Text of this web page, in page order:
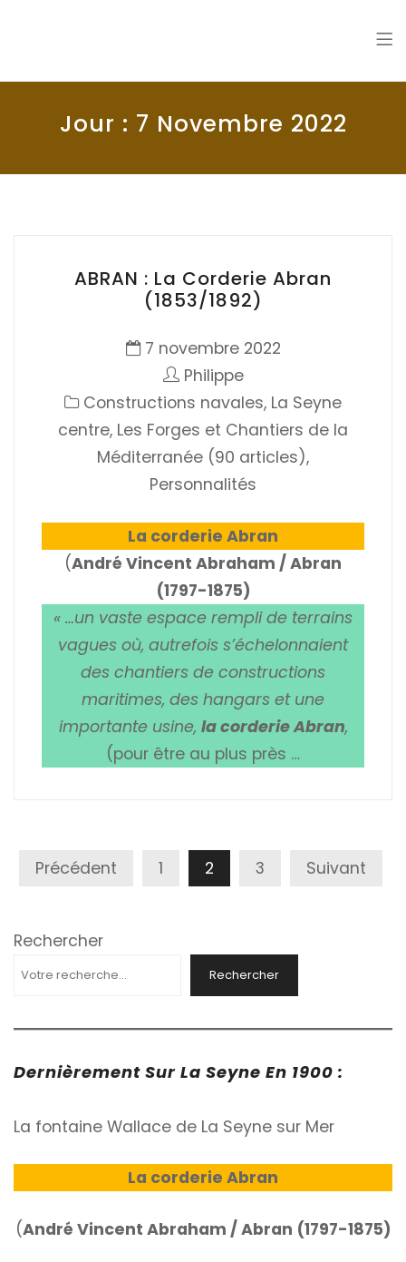
Jour : 7 Novembre 2022
ABRAN : La Corderie Abran
(1853/1892)
7 novembre 2022
Philippe
Constructions navales, La Seyne
centre, Les Forges et Chantiers de la
Méditerranée (90 articles),
Personnalités
La corderie Abran
(André Vincent Abraham / Abran
(1797-1875)
« …un vaste espace rempli de terrains
vagues où, autrefois s’échelonnaient
des chantiers de constructions
maritimes, des hangars et une
importante usine, la corderie Abran,
(pour être au plus près …
Pagination
Précédent 1 2 3 Suivant
Rechercher
Rechercher
Dernièrement Sur La Seyne En 1900 :
La fontaine Wallace de La Seyne sur Mer
La corderie Abran
(André Vincent Abraham / Abran (1797-1875)